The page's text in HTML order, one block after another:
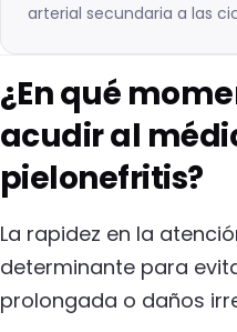
arterial secundaria a las
¿En qué
acudir al
pielonefritis?
La rapidez en la
determinante para
prolongada o daños